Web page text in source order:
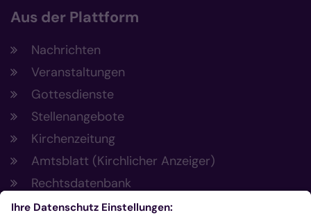
Aus der Plattform
Nachrichten
Veranstaltungen
Gottesdienste
Stellenangebote
Kirchenzeitung
Amtsblatt (Kirchlicher Anzeiger)
Rechtsdatenbank
Meldestelle gemäß Hinweisgeberschutzgesetz